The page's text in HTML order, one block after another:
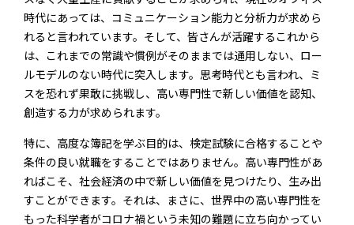
時代にあっては、コミュニケーション能力と分析力が求めら
れると言われています。そして、皆さんが活躍するこれから
は、これまでの常識や慣例がそのままでは通用しない、ロー
ルモデルのない時代に突入します。思考時代とも言われ、ミ
スを恐れず果敢に挑戦し、高い専門性で新しい価値を認知、
創造する力が求められます。
特に、高度な簿記を学ぶ目的は、検定試験に合格することや
条件の良い就職をすることではありません。高い専門性があ
ればこそ、社会経済の中で新しい価値を見つけたり、生み出
すことができます。それは、まさに、世界中の高い専門性を
もった科学者がコロナ禍という未知の難題に立ち向かってい